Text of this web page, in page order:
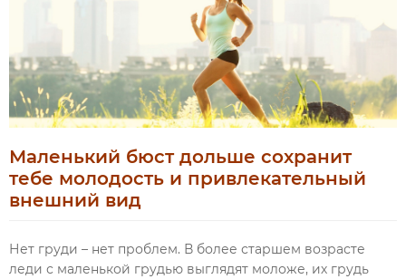
Маленький бюст дольше сохранит
тебе молодость и привлекательный
внешний вид
Нет груди – нет проблем. В более старшем возрасте
леди с маленькой грудью выглядят моложе, их грудь